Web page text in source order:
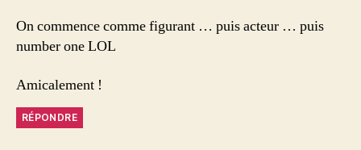
On commence comme figurant … puis acteur … puis
number one LOL
Amicalement !
RÉPONDRE